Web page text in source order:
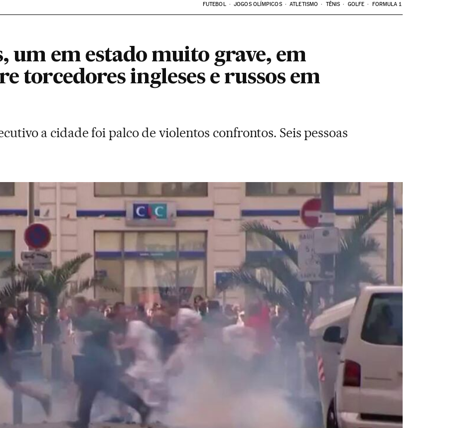
FUTEBOL JOGOS OLÍMPICOS ATLETISMO TÊNIS GOLFE FORMULA 1
um em estado muito grave, em
torcedores ingleses e russos em
a cidade foi palco de violentos confrontos. Seis pessoas